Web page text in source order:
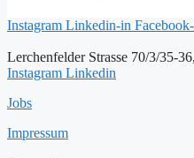
Instagram Linkedin-in
Lerchenfelder Strasse 70/3/35-
Instagram Linkedin
Jobs
Impressum